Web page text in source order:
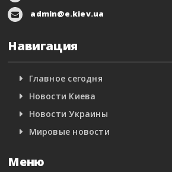
admin@e.kiev.ua
Навигация
Главное сегодня
Новости Киева
Новости Украины
Мировые новости
Меню